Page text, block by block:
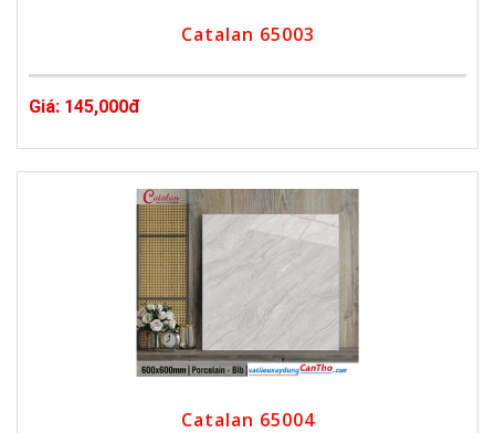
Catalan 65003
Giá: 145,000đ
Catalan 65004